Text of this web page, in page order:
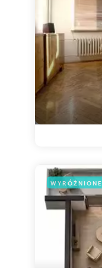
WYRÓŻNIONE